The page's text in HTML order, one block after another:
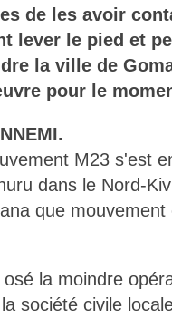
de les avoir
lever le pied et
la ville de
pour le
M23 s'est
dans le Nord-
que
la moindre
société civile